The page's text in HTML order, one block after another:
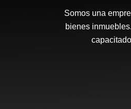
Somos una
bienes